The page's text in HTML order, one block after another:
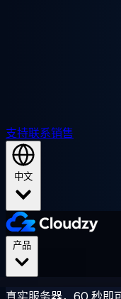
支持联系销售
中文